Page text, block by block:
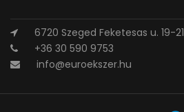
6720 Szeged Feketesas u. 19-21
+36 30 590 9753
info@euroekszer.hu